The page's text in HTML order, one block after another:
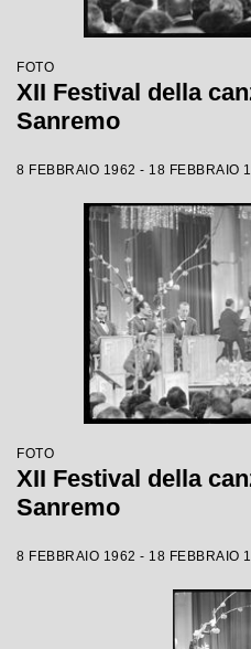
FOTO
XII Festival della
Sanremo
8 FEBBRAIO 1962 - 18 FEBBRAIO
FOTO
XII Festival della
Sanremo
8 FEBBRAIO 1962 - 18 FEBBRAIO